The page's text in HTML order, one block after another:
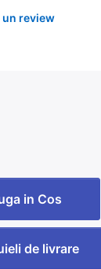
un review
in Cos
de livrare